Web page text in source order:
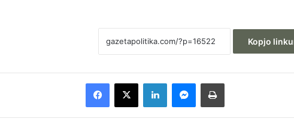
Kopjo
Facebook
X LinkedInMessengerPrintoje